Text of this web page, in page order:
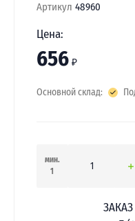
Артикул 48960
Цена:
656 ₽
Основной склад:
мин.
1